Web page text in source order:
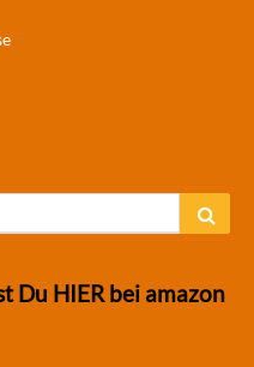
Du HIER bei amazon